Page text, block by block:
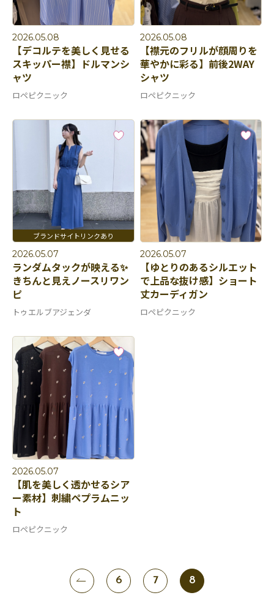
2026.05.08
【デコルテを美しく見せる
スキッパー襟】ドルマンシ
ャツ
ロペピクニック
2026.05.08
【襟元のフリルが顔周りを
華やかに彩る】前後2WAY
シャツ
ロペピクニック
2026.05.07
ランダムタックが映える✨
きちんと見えノースリワン
ピ
トゥエルブアジェンダ
2026.05.07
【ゆとりのあるシルエット
で上品な抜け感】ショート
丈カーディガン
ロペピクニック
2026.05.07
【肌を美しく透かせるシア
ー素材】刺繍ペプラムニッ
ト
ロペピクニック
6 7 8